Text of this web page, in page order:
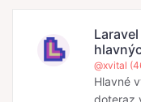
@xvital
Hlavné
doteraz